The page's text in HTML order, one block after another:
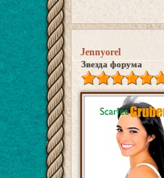
Jennyorel
Звезда форума